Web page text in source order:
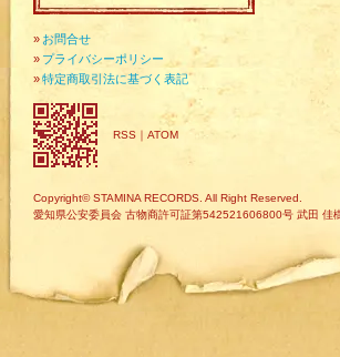
» お問合せ
» プライバシーポリシー
»特定商取引法に基づく表記
RSS ｜ ATOM
Copyright© STAMINA RECORDS. All Right Reserved.
愛知県公安委員会 古物商許可証第542521606800号 武田 佳